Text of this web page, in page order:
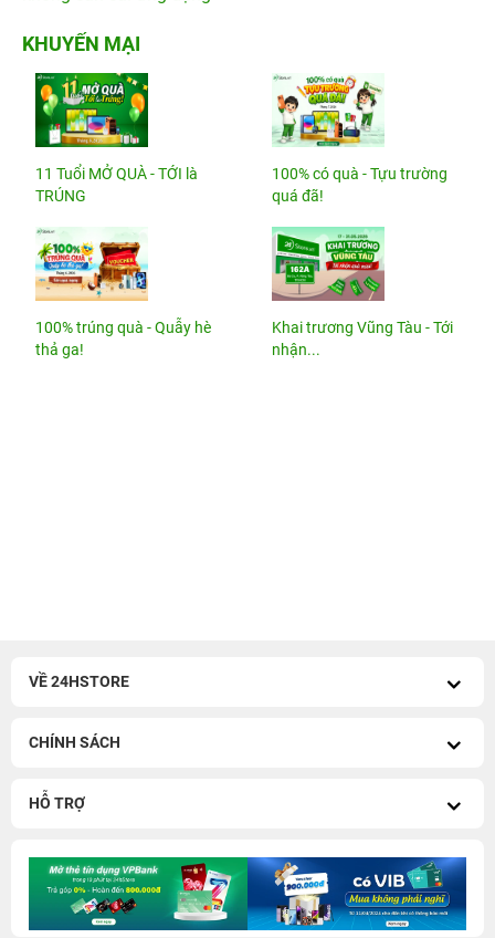
KHUYẾN MẠI
11 Tuổi MỞ QUÀ - TỚI là
TRÚNG
100% có quà - Tựu trường
quá đã!
100% trúng quà - Quẫy hè
thả ga!
Khai trương Vũng Tàu - Tới
nhận...
VỀ 24HSTORE
CHÍNH SÁCH
HỖ TRỢ